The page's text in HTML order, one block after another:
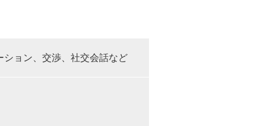
ョン、交渉、社交会話など